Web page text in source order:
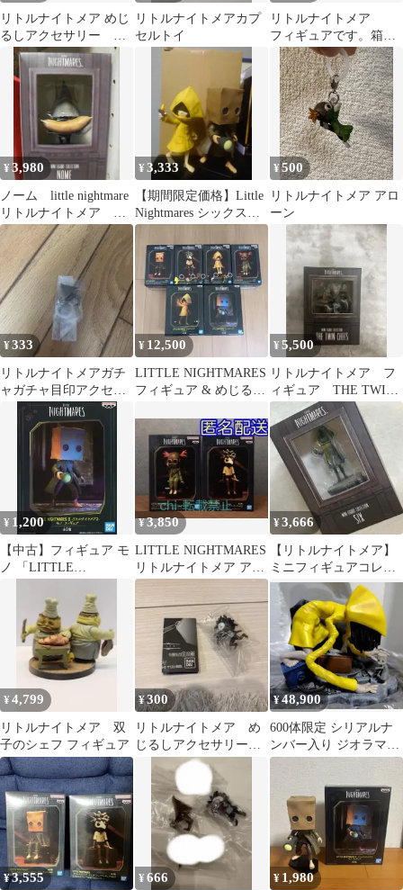
リトルナイトメア めじ
るしアクセサリー シ
ックス モノ 2種セッ
リトルナイトメアカプ
セルトイ
リトルナイトメア
フィギュアです。箱あ
り。
¥3,980
ノーム little nightmare
リトルナイトメア フ
ィギュア
¥3,333
【期間限定価格】Little
Nightmares シックス＆
モノ フィギュア
¥500
リトルナイトメア アロ
ーン
¥333
リトルナイトメアガチ
ャガチャ目印アクセサ
リー ノーム
¥ 12,500
LITTLE NIGHTMARES
フィギュア & めじるし
¥5,500
リトルナイトメア フ
ィギュア THE TWIN
CHEFS 未開封
¥ 1,200
【中古】フィギュア モ
ノ 「LITTLE
ルナイトメア2-」 フィ
ギュア
¥3,850
LITTLE NIGHTMARES
リトルナイトメア アロ
ーン ロゥ フィギュア
¥3,666
【リトルナイトメア】
ミニフィギュアコレク
ション・GECCO/シッ
クス1点
¥4,799
リトルナイトメア 双
子のシェフ フィギュア
¥300
リトルナイトメア め
じるしアクセサリー
¥48,900
600体限定 シリアルナ
ンバー入り ジオラマフ
ィギュア リトルナイト
¥3,555 ¥666 ¥ 1,980